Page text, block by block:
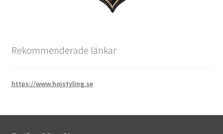
Rekommenderade länkar
https://www.hojstyling.se